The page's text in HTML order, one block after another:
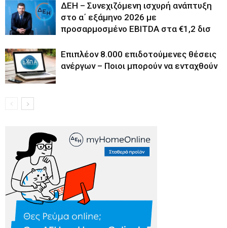
ΔΕΗ – Συνεχιζόμενη ισχυρή ανάπτυξη
στο α΄ εξάμηνο 2026 με
προσαρμοσμένο EBITDA στα €1,2 δισ
Επιπλέον 8.000 επιδοτούμενες θέσεις
ανέργων – Ποιοι μπορούν να ενταχθούν